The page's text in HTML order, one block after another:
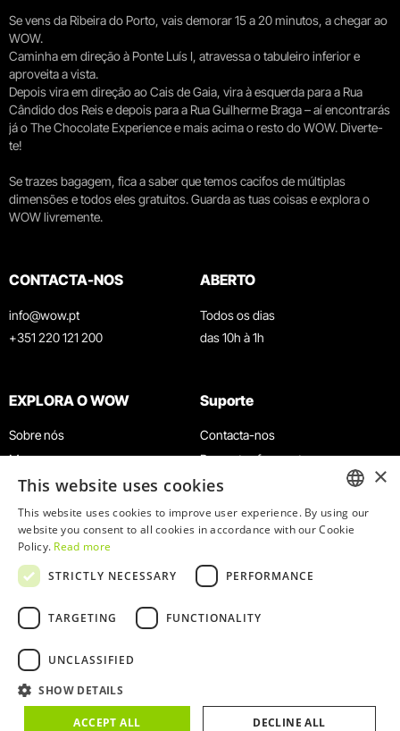
Se vens da Ribeira do Porto, vais demorar 15 a 20 minutos, a chegar ao
WOW.
Caminha em direção à Ponte Luís I, atravessa o tabuleiro inferior e
aproveita a vista.
Depois vira em direção ao Cais de Gaia, vira à esquerda para a Rua
Cândido dos Reis e depois para a Rua Guilherme Braga – aí encontrarás
já o The Chocolate Experience e mais acima o resto do WOW. Diverte-
te!
Se trazes bagagem, fica a saber que temos cacifos de múltiplas
dimensões e todos eles gratuitos. Guarda as tuas coisas e explora o
WOW livremente.
CONTACTA-NOS
info@wow.pt
+351 220 121 200
ABERTO
Todos os dias
das 10h à 1h
EXPLORA O WOW
Sobre nós
Museus
Agenda
Notícias
Restaurantes
Cartão WOW
Grupos e Eventos
Serviço Educativo
Suporte
Contacta-nos
Perguntas frequentes
Termos e Condições
Política de privacidade e cookies
Trabalha connosco
Livro de reclamações
© 2026
WOW
ENGLISH
×
This website uses cookies
This website uses cookies to improve user experience. By using our
website you consent to all cookies in accordance with our Cookie
Policy. Read more
STRICTLY NECESSARY
PERFORMANCE
TARGETING FUNCTIONALITY
UNCLASSIFIED
SHOW DETAILS
ACCEPT ALL DECLINE ALL